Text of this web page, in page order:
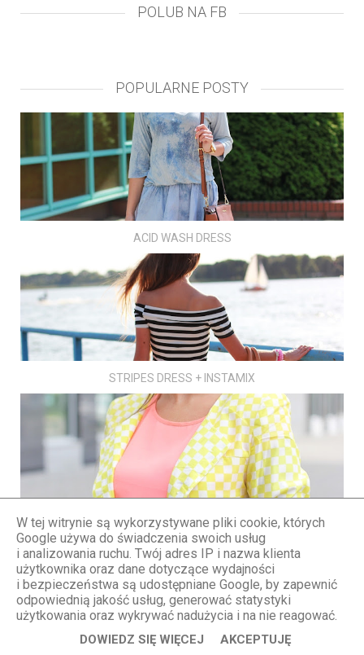
POLUB NA FB
POPULARNE POSTY
ACID WASH DRESS
STRIPES DRESS + INSTAMIX
CHECKERBOARD SQUARES PRINT
W tej witrynie są wykorzystywane pliki cookie, których
Google używa do świadczenia swoich usług
i analizowania ruchu. Twój adres IP i nazwa klienta
użytkownika oraz dane dotyczące wydajności
i bezpieczeństwa są udostępniane Google, by zapewnić
odpowiednią jakość usług, generować statystyki
użytkowania oraz wykrywać nadużycia i na nie reagować.
DOWIEDZ SIĘ WIĘCEJ AKCEPTUJĘ